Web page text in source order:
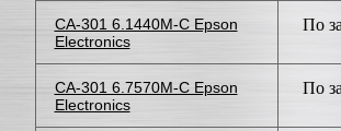
CA-301 6.1440M-C Epson
Electronics
По
CA-301 6.7570M-C Epson
Electronics
По